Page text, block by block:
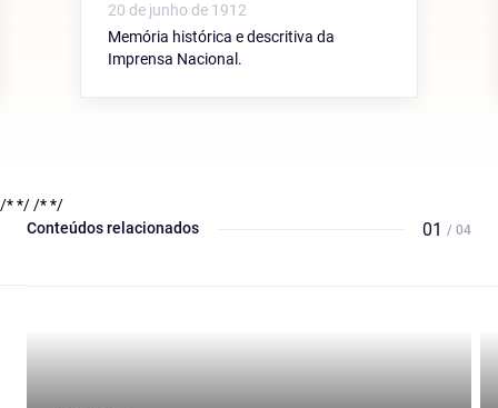
20 de junho de 1912
Memória histórica e descritiva da
Imprensa Nacional.
/* *//* */
Conteúdos relacionados
01 / 04